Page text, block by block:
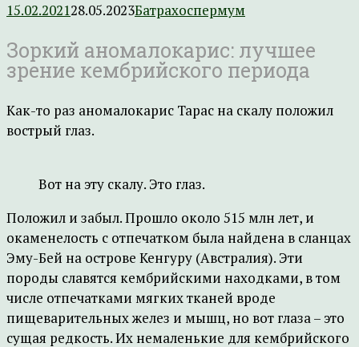
15.02.202128.05.2023Батрахоспермум
Зоркий аномалокарис: лучшее
зрение кембрийского периода
Как-то раз аномалокарис Тарас на скалу положил
вострый глаз.
Вот на эту скалу. Это глаз.
Положил и забыл. Прошло около 515 млн лет, и
окаменелость с отпечатком была найдена в сланцах
Эму-Бей на острове Кенгуру (Австралия). Эти
породы славятся кембрийскими находками, в том
числе отпечатками мягких тканей вроде
пищеварительных желез и мышц, но вот глаза – это
сущая редкость. Их немаленькие для кембрийского